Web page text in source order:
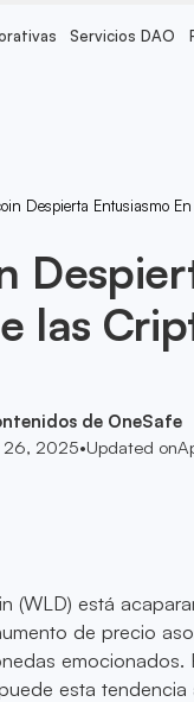
Servicios DAO
Despierta Entusiasmo
las
de OneSafe
26, 2025•Updated on
(WLD) está
de precio
emocionados.
esta